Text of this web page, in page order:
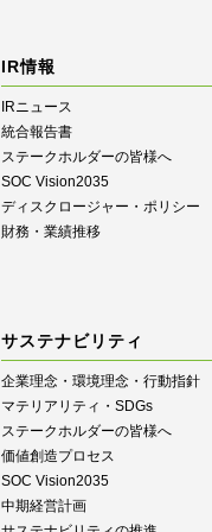
IR情報
IRニュース
統合報告書
ステークホルダーの皆様へ
SOC Vision2035
ディスクロージャー・ポリシー
財務・業績推移
サステナビリティ
企業理念・環境理念・行動指針
マテリアリティ・SDGs
ステークホルダーの皆様へ
価値創造プロセス
SOC Vision2035
中期経営計画